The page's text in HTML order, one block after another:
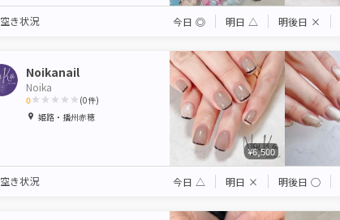
空き状況 今日 ◎ 明日 △ 明後日 ×
Noikanail
Noika
0
1 2 3 4 5
(0件)
姫路・播州赤穂
¥6,500
空き状況 今日 △ 明日 × 明後日 ◯